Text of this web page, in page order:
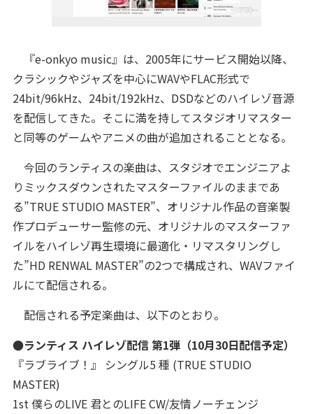
『e-onkyo music』は、2005年にサービス開始以降、
クラシックやジャズを中心にWAVやFLAC形式で
24bit/96kHz、24bit/192kHz、DSDなどのハイレゾ音源
を配信してきた。そこに満を持してスタジオリマスター
と同等のゲームやアニメの曲が追加されることとなる。
今回のランティスの楽曲は、スタジオでエンジニアよ
りミックスダウンされたマスターファイルのままであ
る”TRUE STUDIO MASTER”、オリジナル作品の音楽製
作プロデューサー監修の元、オリジナルのマスターファ
イルをハイレゾ再生環境に最適化・リマスタリングし
た”HD RENWAL MASTER”の2つで構成され、WAVファイ
ルにて配信される。
配信される予定楽曲は、以下のとおり。
●ランティス ハイレゾ配信 第1弾（10月30日配信予定）
『ラブライブ！』 シングル5 種 (TRUE STUDIO
MASTER)
1st 僕らのLIVE 君とのLIFE CW/友情ノーチェンジ